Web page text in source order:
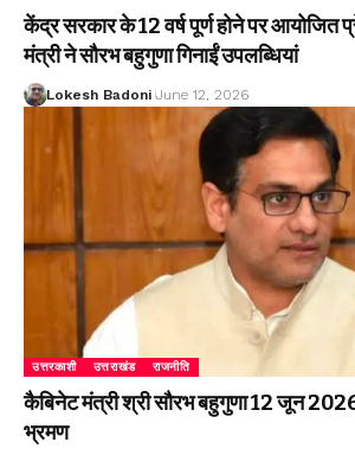
केंद्र सरकार के 12 वर्ष पूर्ण होने पर आयोजित
मंत्री ने सौरभ बहुगुणा गिनाईं उपलब्धियां
Lokesh Badoni June 12, 2026
उत्तरकाशी उत्तराखंड राजनीति
कैबिनेट मंत्री श्री सौरभ बहुगुणा 12 जून
भ्रमण